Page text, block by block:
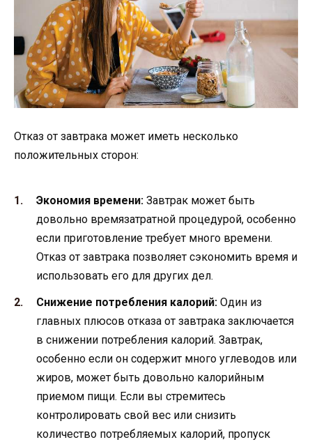
Отказ от завтрака может иметь несколько
положительных сторон:
Экономия времени: Завтрак может быть
довольно времязатратной процедурой, особенно
если приготовление требует много времени.
Отказ от завтрака позволяет сэкономить время и
использовать его для других дел.
Снижение потребления калорий: Один из
главных плюсов отказа от завтрака заключается
в снижении потребления калорий. Завтрак,
особенно если он содержит много углеводов или
жиров, может быть довольно калорийным
приемом пищи. Если вы стремитесь
контролировать свой вес или снизить
количество потребляемых калорий, пропуск